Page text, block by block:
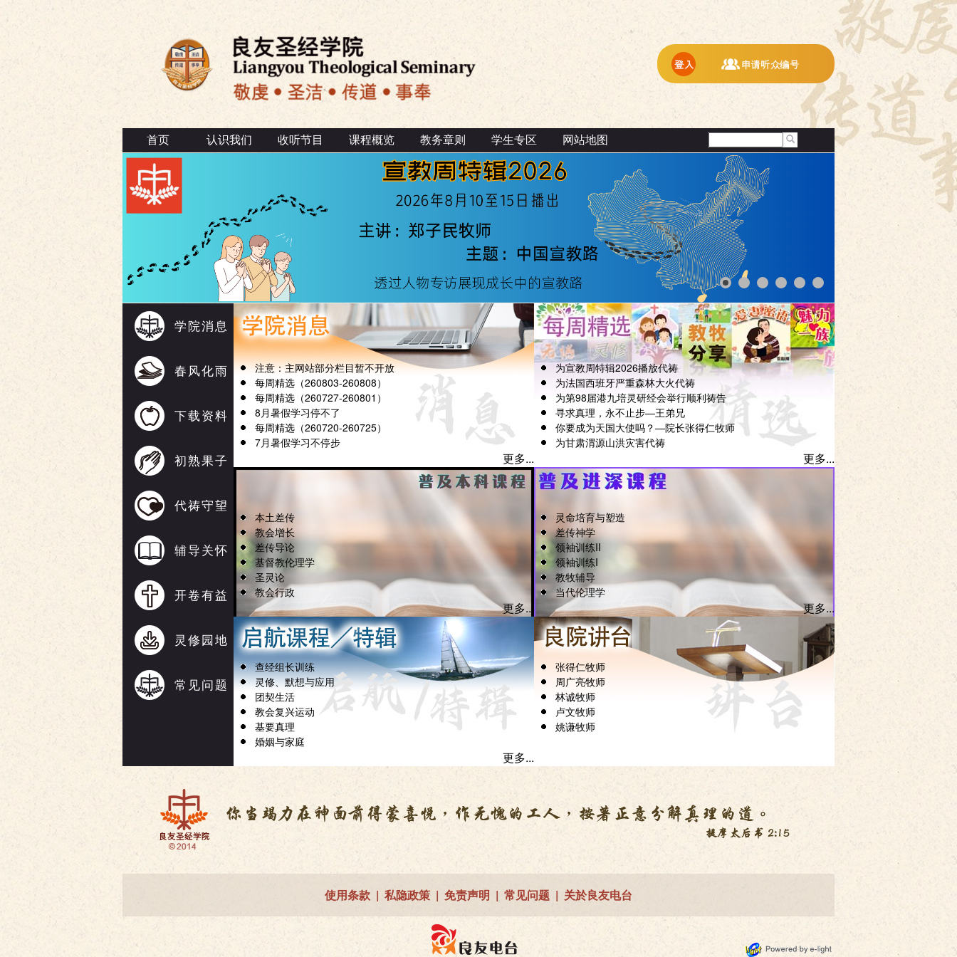
首页 认识我们 收听节目 课程概览 教务章则 学生专区 网站地图
学院消息
春风化雨
下载资料
初熟果子
代祷守望
辅导关怀
开卷有益
灵修园地
常见问题
注意：主网站部分栏目暂不开放
每周精选（260803-260808）
每周精选（260727-260801）
8月暑假学习停不了
每周精选（260720-260725）
7月暑假学习不停步
更多...
为宣教周特辑2026播放代祷
为法国西班牙严重森林大火代祷
为第98届港九培灵研经会举行顺利祷告
寻求真理，永不止步—王弟兄
你要成为天国大使吗？—院长张得仁牧师
为甘肃渭源山洪灾害代祷
更多...
本土差传
教会增长
差传导论
基督教伦理学
圣灵论
教会行政
更多...
灵命培育与塑造
差传神学
领袖训练II
领袖训练I
教牧辅导
当代伦理学
更多...
查经组长训练
灵修、默想与应用
团契生活
教会复兴运动
基要真理
婚姻与家庭
更多...
张得仁牧师
周广亮牧师
林诚牧师
卢文牧师
姚谦牧师
使用条款 | 私隐政策 | 免责声明 | 常见问题 | 关於良友电台